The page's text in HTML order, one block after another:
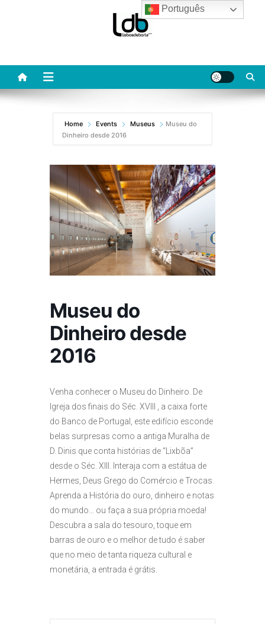
Home Events Museus
Museu do
Dinheiro desde 2016
Museu do
Dinheiro desde
2016
Venha conhecer o Museu do Dinheiro. De
Igreja dos finais do Séc. XVIII , a caixa forte
do Banco de Portugal, este edifício esconde
belas surpresas como a antiga Muralha de
D. Dinis que conta histórias de “Lixbõa”
desde o Séc. XIII. Interaja com a estátua de
Hermes, Deus Grego do Comércio e Trocas.
Aprenda a História do ouro, dinheiro e notas
do mundo… ou faça a sua própria moeda!
Descubra a sala do tesouro, toque em
barras de ouro e o melhor de tudo é saber
que no meio de tanta riqueza cultural e
monetária, a entrada é grátis.
Português